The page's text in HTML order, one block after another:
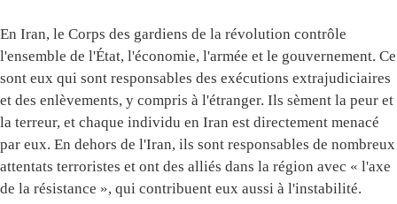
En Iran, le Corps des gardiens de la révolution contrôle
l'ensemble de l'État, l'économie, l'armée et le gouvernement. Ce
sont eux qui sont responsables des exécutions extrajudiciaires
et des enlèvements, y compris à l'étranger. Ils sèment la peur et
la terreur, et chaque individu en Iran est directement menacé
par eux. En dehors de l'Iran, ils sont responsables de nombreux
attentats terroristes et ont des alliés dans la région avec « l'axe
de la résistance », qui contribuent eux aussi à l'instabilité.